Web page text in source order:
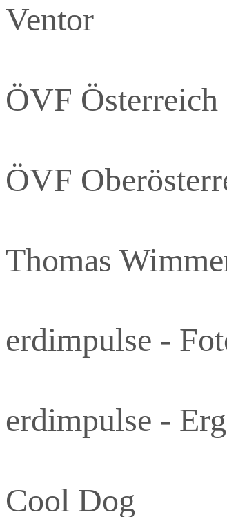
Ventor
ÖVF Österreich
ÖVF
Thomas
erdimpulse -
erdimpulse -
Cool Dog